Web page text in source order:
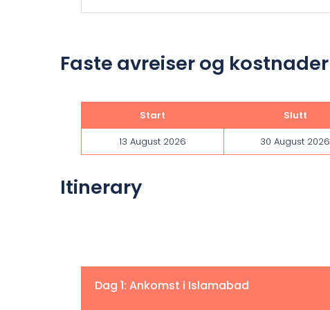
Faste avreiser og kostnader
Start Slutt
13 August 2026
30 August 2026
Itinerary
Dag 1: Ankomst i Islamabad